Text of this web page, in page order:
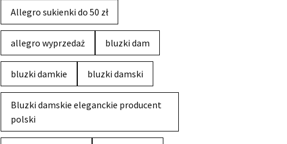
Allegro sukienki do 50 zł
allegro wyprzedaż bluzki dam
bluzki damkie bluzki damski
Bluzki damskie eleganckie producent
polski